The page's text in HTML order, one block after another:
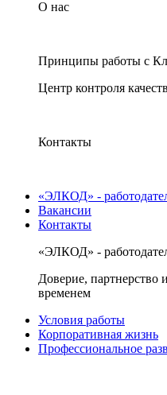
О нас
Принципы работы с
Центр контроля
Контакты
«ЭЛКОД» -
Вакансии
Контакты
«ЭЛКОД» -
Доверие, партнерство
временем
Условия работы
Корпоративная жизнь
Профессиональное